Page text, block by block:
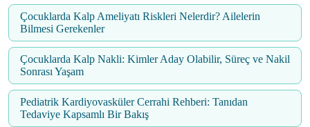
Çocuklarda Kalp Ameliyatı Riskleri Nelerdir? Ailelerin
Bilmesi Gerekenler
Çocuklarda Kalp Nakli: Kimler Aday Olabilir, Süreç ve Nakil
Sonrası Yaşam
Pediatrik Kardiyovasküler Cerrahi Rehberi: Tanıdan
Tedaviye Kapsamlı Bir Bakış